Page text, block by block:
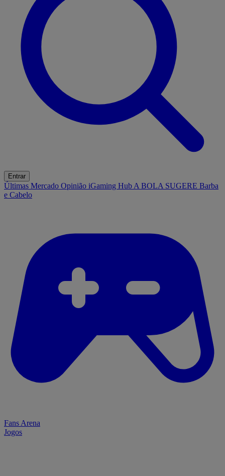
Entrar
Últimas Mercado Opinião iGaming Hub A BOLA SUGERE Barba
e Cabelo
Fans Arena
Jogos